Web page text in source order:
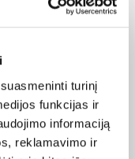
turinį
funkcijas ir
informaciją
reklamavimo ir
prekes